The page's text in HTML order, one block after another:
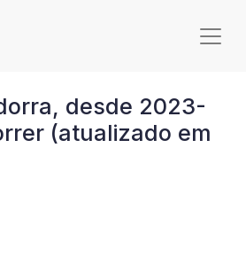
principal
desde 2023-
(atualizado em